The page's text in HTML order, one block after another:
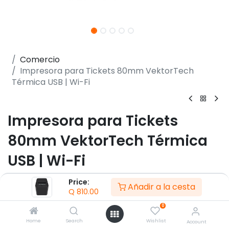
Price:
Q 810.00 Añadir a la cesta
Home Search
0
Wishlist Account
Comercio
Impresora para Tickets 80mm VektorTech
Térmica USB | Wi-Fi
Impresora para Tickets
80mm VektorTech Térmica
USB | Wi-Fi
(0 reseña)
- Velocidad de impresión 230 mm/s
- Impresión de código de Barras 1D y 2D (QR Code)
- Línea térmica (Direct Thermal Line)